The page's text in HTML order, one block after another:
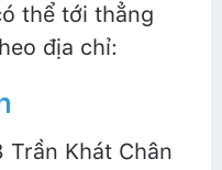
thể tới thẳng
địa chỉ:
Trần Khát Chân